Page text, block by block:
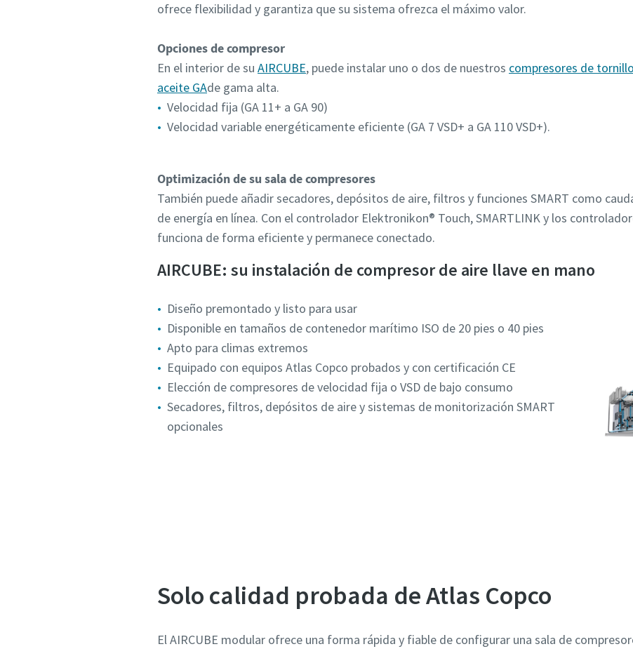
ofrece flexibilidad y garantiza que su sistema ofrezca el máximo valor.
Opciones de compresor
En el interior de su AIRCUBE, puede instalar uno o dos de nuestros compresores de
aceite GAde gama alta.
Velocidad fija (GA 11+ a GA 90)
Velocidad variable energéticamente eficiente (GA 7 VSD+ a GA 110 VSD+).
Optimización de su sala de compresores
También puede añadir secadores, depósitos de aire, filtros y funciones SMART como
de energía en línea. Con el controlador Elektronikon® Touch, SMARTLINK y los
funciona de forma eficiente y permanece conectado.
AIRCUBE: su instalación de compresor de aire llave en mano
Diseño premontado y listo para usar
Disponible en tamaños de contenedor marítimo ISO de 20 pies o 40 pies
Apto para climas extremos
Equipado con equipos Atlas Copco probados y con certificación CE
Elección de compresores de velocidad fija o VSD de bajo consumo
Secadores, filtros, depósitos de aire y sistemas de monitorización SMART
opcionales
Solo calidad probada de Atlas Copco
El AIRCUBE modular ofrece una forma rápida y fiable de configurar una sala de